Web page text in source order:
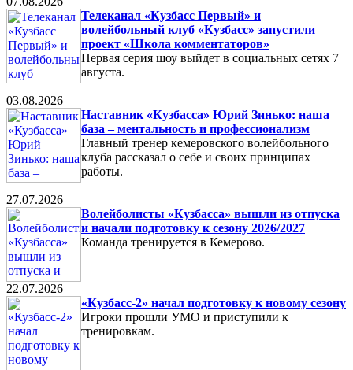
Телеканал «Кузбасс Первый» и
волейбольный клуб «Кузбасс» запустили
проект «Школа комментаторов»
Первая серия шоу выйдет в социальных сетях 7
августа.
03.08.2026
Наставник «Кузбасса» Юрий Зинько: наша
база – ментальность и профессионализм
Главный тренер кемеровского волейбольного
клуба рассказал о себе и своих принципах
работы.
27.07.2026
Волейболисты «Кузбасса» вышли из отпуска
и начали подготовку к сезону 2026/2027
Команда тренируется в Кемерово.
22.07.2026
«Кузбасс-2» начал подготовку к новому сезону
Игроки прошли УМО и приступили к
тренировкам.